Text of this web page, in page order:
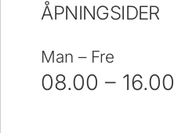
ÅPNINGSIDER
Man – Fre
08.00 – 16.00